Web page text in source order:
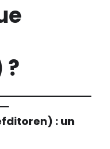
: un